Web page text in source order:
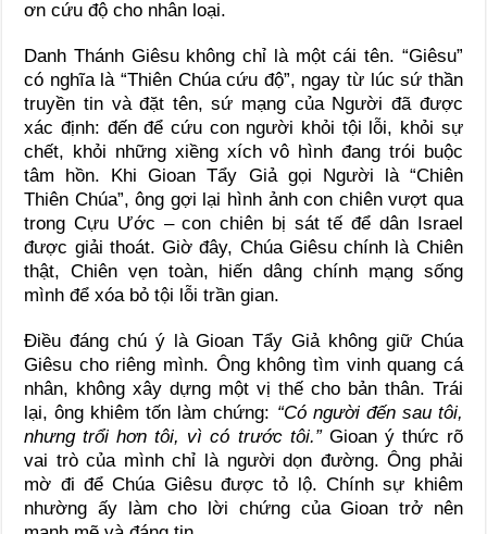
ơn cứu độ cho nhân loại.
Danh Thánh Giêsu không chỉ là một cái tên. “Giêsu”
có nghĩa là “Thiên Chúa cứu độ”, ngay từ lúc sứ thần
truyền tin và đặt tên, sứ mạng của Người đã được
xác định: đến để cứu con người khỏi tội lỗi, khỏi sự
chết, khỏi những xiềng xích vô hình đang trói buộc
tâm hồn. Khi Gioan Tẩy Giả gọi Người là “Chiên
Thiên Chúa”, ông gợi lại hình ảnh con chiên vượt qua
trong Cựu Ước – con chiên bị sát tế để dân Israel
được giải thoát. Giờ đây, Chúa Giêsu chính là Chiên
thật, Chiên vẹn toàn, hiến dâng chính mạng sống
mình để xóa bỏ tội lỗi trần gian.
Điều đáng chú ý là Gioan Tẩy Giả không giữ Chúa
Giêsu cho riêng mình. Ông không tìm vinh quang cá
nhân, không xây dựng một vị thế cho bản thân. Trái
lại, ông khiêm tốn làm chứng: “Có người đến sau tôi,
nhưng trổi hơn tôi, vì có trước tôi.”Gioan ý thức rõ
vai trò của mình chỉ là người dọn đường. Ông phải
mờ đi để Chúa Giêsu được tỏ lộ. Chính sự khiêm
nhường ấy làm cho lời chứng của Gioan trở nên